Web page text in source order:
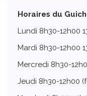
Horaires du
Lundi 8h30-12h00
Mardi 8h30-12h00
Mercredi 8h30-
Jeudi 8h30-12h00